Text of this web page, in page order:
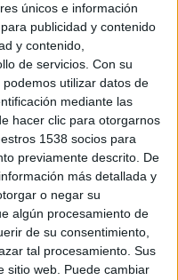
únicos e información
publicidad y contenido
y contenido,
de servicios. Con su
utilizar datos de
mediante las
hacer clic para otorgarnos
1538 socios para
previamente descrito. De
más detallada y
o negar su
algún procesamiento de
de su consentimiento,
tal procesamiento. Sus
sitio web. Puede cambiar
Committee
Fitzgerald
y Raquel
Madrid y Pablo